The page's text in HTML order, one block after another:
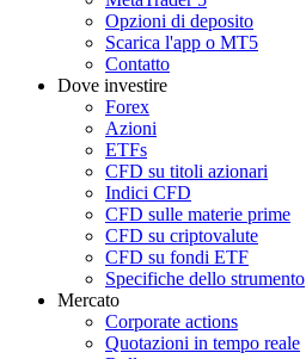
Opzioni di deposito
Scarica l'app o MT5
Contatto
Dove investire
Forex
Azioni
ETFs
CFD su titoli azionari
Indici CFD
CFD sulle materie prime
CFD su criptovalute
CFD su fondi ETF
Specifiche dello strumento
Mercato
Corporate actions
Quotazioni in tempo reale